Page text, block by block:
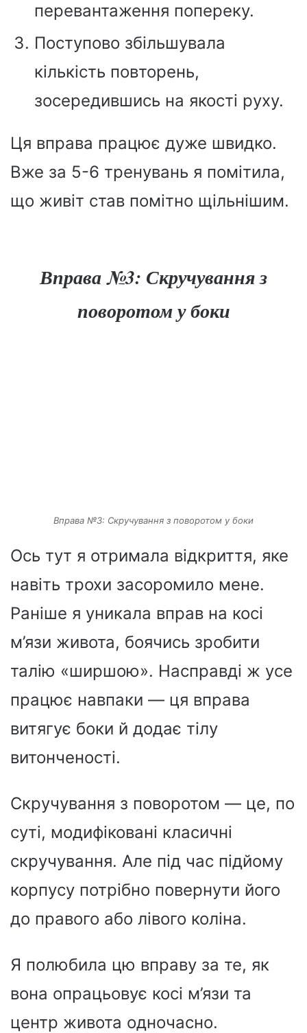
перевантаження попереку.
Поступово збільшувала
кількість повторень,
зосередившись на якості руху.
Ця вправа працює дуже швидко.
Вже за 5-6 тренувань я помітила,
що живіт став помітно щільнішим.
Вправа №3: Скручування з
поворотом у боки
Вправа №3: Скручування з поворотом у боки
Ось тут я отримала відкриття, яке
навіть трохи засоромило мене.
Раніше я уникала вправ на косі
м’язи живота, боячись зробити
талію «ширшою». Насправді ж усе
працює навпаки — ця вправа
витягує боки й додає тілу
витонченості.
Скручування з поворотом — це, по
суті, модифіковані класичні
скручування. Але під час підйому
корпусу потрібно повернути його
до правого або лівого коліна.
Я полюбила цю вправу за те, як
вона опрацьовує косі м’язи та
центр живота одночасно.